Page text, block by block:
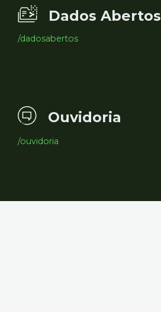
Dados Abertos
/dadosabertos
Ouvidoria
/ouvidoria